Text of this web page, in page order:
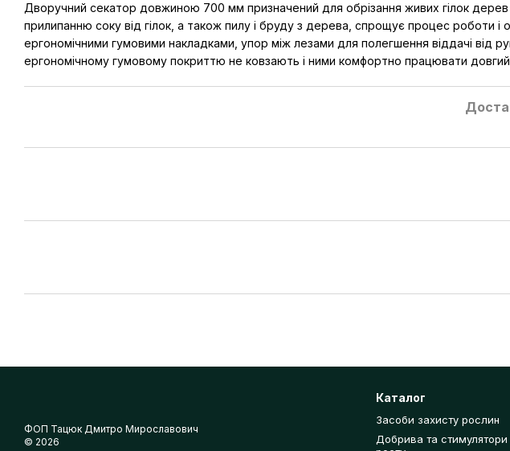
Дворучний секатор довжиною 700 мм призначений для обрізання живих гілок дерев
прилипанню соку від гілок, а також пилу і бруду з дерева, спрощує процес роботи
ергономічними гумовими накладками, упор між лезами для полегшення вiддачi вiд
ергономічному гумовому покриттю не ковзають і ними комфортно працювати
ФОП Тацюк Дмитро Мирославович
© 2026
Каталог
Засоби захисту рослин
Добрива та стимулятори